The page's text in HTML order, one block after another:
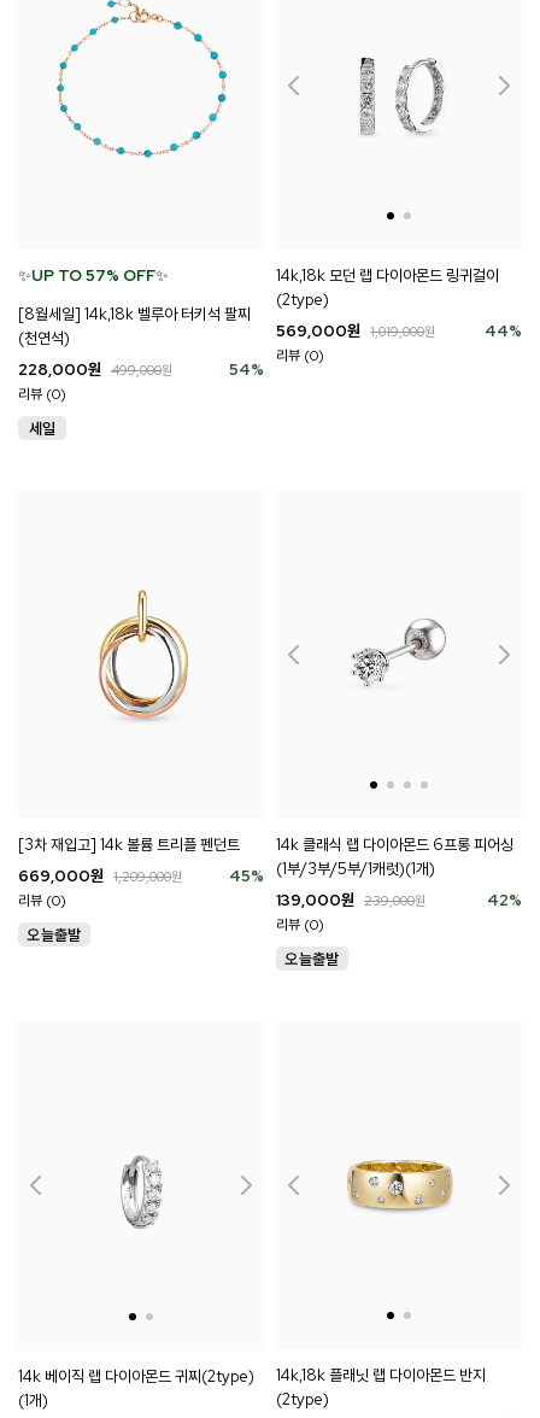
✨UP TO 57% OFF✨
[8월세일] 14k,18k 벨루아 터키석 팔찌
(천연석)
54%
228,000원 499,000원
리뷰 (0)
14k,18k 모던 랩 다이아몬드 링귀걸이
(2type)
44%
569,000원 1,019,000원
리뷰 (0)
[3차 재입고] 14k 볼륨 트리플 펜던트
45%
669,000원 1,209,000원
리뷰 (0)
14k 클래식 랩 다이아몬드 6프롱 피어싱
(1부/3부/5부/1캐럿)(1개)
42%
139,000원 239,000원
리뷰 (0)
14k 베이직 랩 다이아몬드 귀찌(2type)
(1개)
14k,18k 플래닛 랩 다이아몬드 반지
(2type)